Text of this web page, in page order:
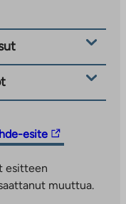
esite
esitteen
muuttua.